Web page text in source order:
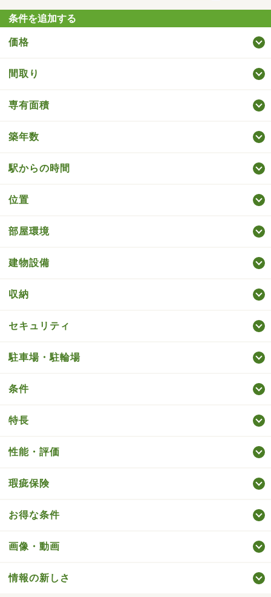
条件を追加する
価格
間取り
専有面積
築年数
駅からの時間
位置
部屋環境
建物設備
収納
セキュリティ
駐車場・駐輪場
条件
特長
性能・評価
瑕疵保険
お得な条件
画像・動画
情報の新しさ